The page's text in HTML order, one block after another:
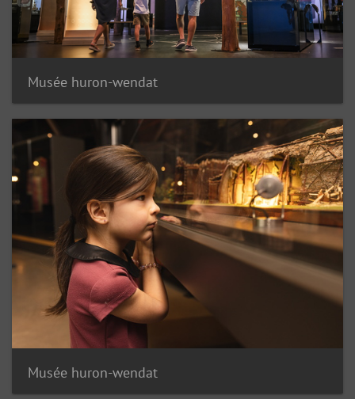
Musée huron-wendat
Musée huron-wendat